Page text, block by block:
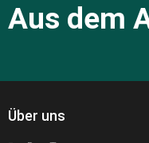
Aus dem
Über uns